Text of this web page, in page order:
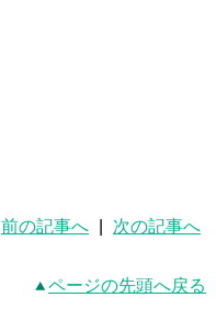
前の記事へ 次の記事へ
ページの先頭へ戻る